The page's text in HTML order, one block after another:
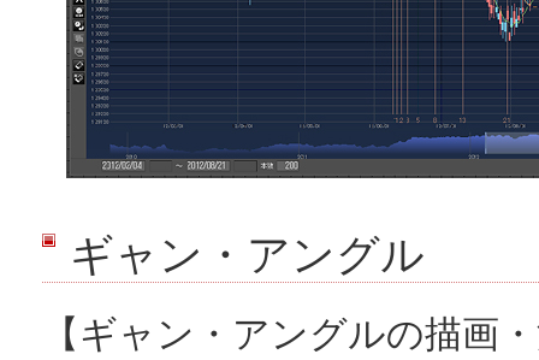
ギャン・アングル
【ギャン・アングルの描画